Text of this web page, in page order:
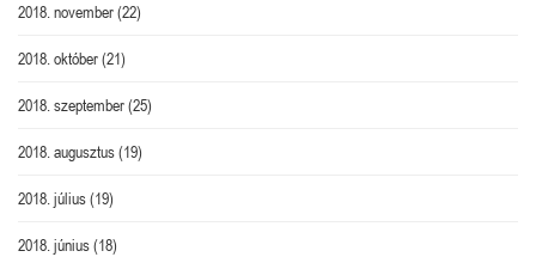
2018. november(22)
2018. október(21)
2018. szeptember(25)
2018. augusztus(19)
2018. július(19)
2018. június(18)